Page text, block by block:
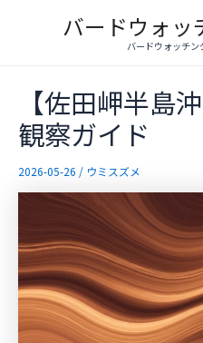
バードウォッ
バードウォッチン
【佐田岬半島
観察ガイド
2026-05-26 / ウミスズメ